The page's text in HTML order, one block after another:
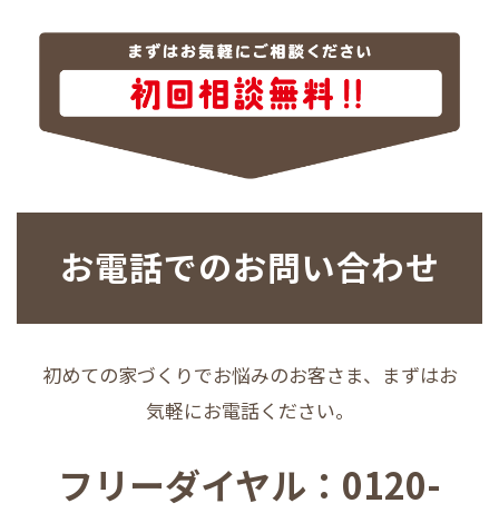
お電話でのお問い合わせ
初めての家づくりでお悩みのお客さま、まずはお
気軽にお電話ください。
フリーダイヤル：0120-